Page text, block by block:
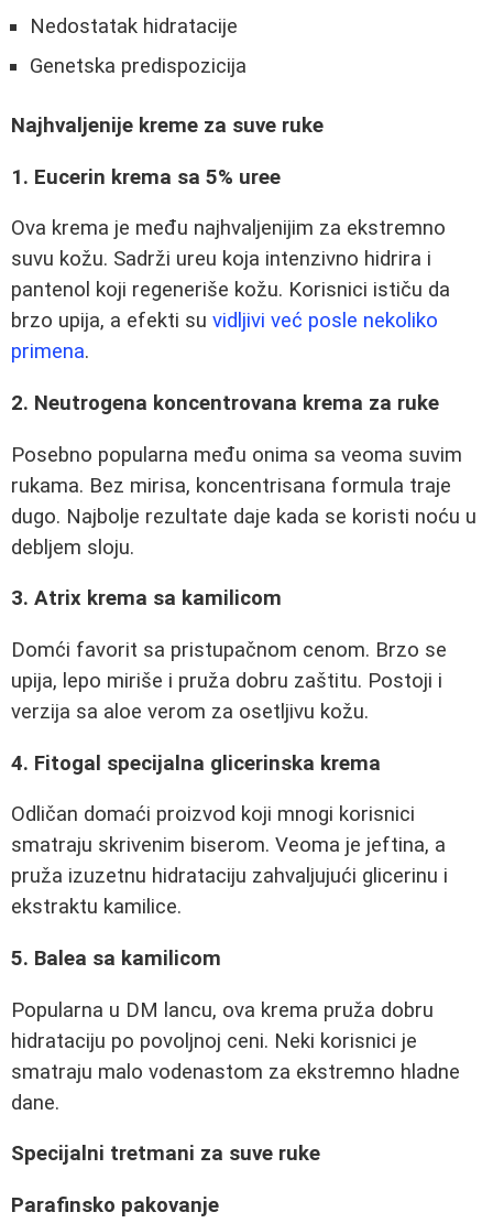
Nedostatak hidratacije
Genetska predispozicija
Najhvaljenije kreme za suve ruke
1. Eucerin krema sa 5% uree
Ova krema je među najhvaljenijim za ekstremno
suvu kožu. Sadrži ureu koja intenzivno hidrira i
pantenol koji regeneriše kožu. Korisnici ističu da
brzo upija, a efekti su vidljivi već posle nekoliko
primena.
2. Neutrogena koncentrovana krema za ruke
Posebno popularna među onima sa veoma suvim
rukama. Bez mirisa, koncentrisana formula traje
dugo. Najbolje rezultate daje kada se koristi noću u
debljem sloju.
3. Atrix krema sa kamilicom
Domći favorit sa pristupačnom cenom. Brzo se
upija, lepo miriše i pruža dobru zaštitu. Postoji i
verzija sa aloe verom za osetljivu kožu.
4. Fitogal specijalna glicerinska krema
Odličan domaći proizvod koji mnogi korisnici
smatraju skrivenim biserom. Veoma je jeftina, a
pruža izuzetnu hidrataciju zahvaljujući glicerinu i
ekstraktu kamilice.
5. Balea sa kamilicom
Popularna u DM lancu, ova krema pruža dobru
hidrataciju po povoljnoj ceni. Neki korisnici je
smatraju malo vodenastom za ekstremno hladne
dane.
Specijalni tretmani za suve ruke
Parafinsko pakovanje